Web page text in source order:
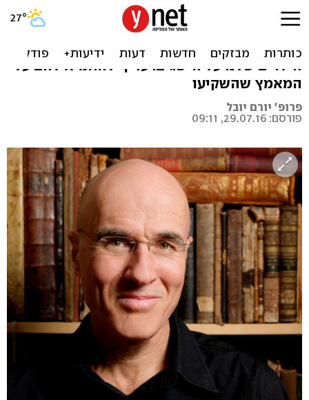
אל תגידו להם שהם חכמים
בניגוד למה שסיפרו לנו, לא מומלץ לשבח את
הילדים שלנו על הישגים. עדיף להחמיא להם על
המאמץ שהשקיעו
פרופ' יורם יובל
פורסם: 29.07.16, 09:11